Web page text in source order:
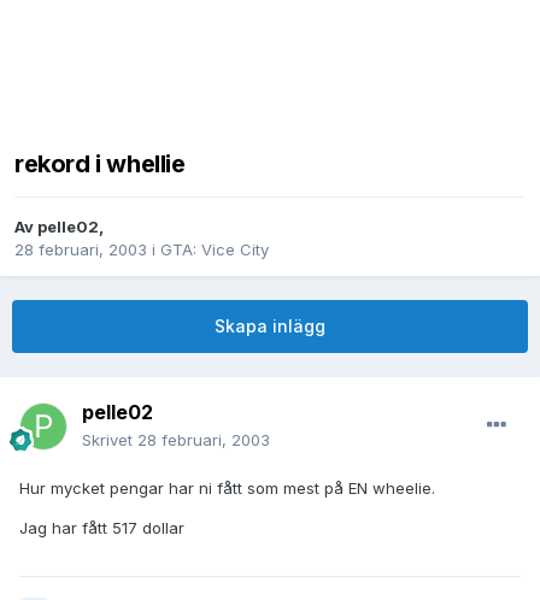
rekord i whellie
Av pelle02,
28 februari, 2003 i GTA: Vice City
Skapa inlägg
pelle02
Skrivet 28 februari, 2003
Hur mycket pengar har ni fått som mest på EN wheelie.
Jag har fått 517 dollar